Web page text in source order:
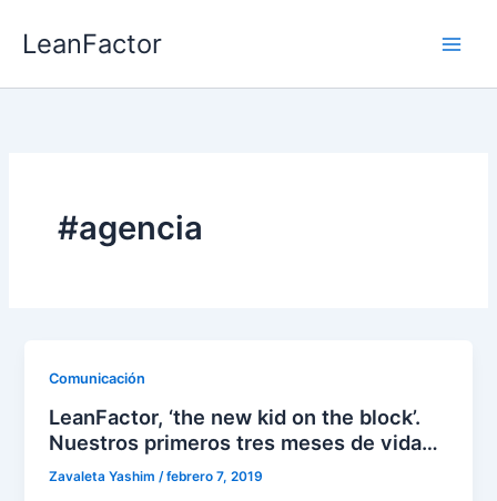
LeanFactor
#agencia
Comunicación
LeanFactor, ‘the new kid on the block’.
Nuestros primeros tres meses de vida…
Zavaleta Yashim /febrero 7, 2019